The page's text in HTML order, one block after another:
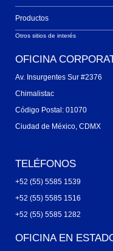
Productos
Otros sitios de interés
OFICINA
Av. Insurgentes Sur #2376
Chimalistac
Código Postal: 01070
Ciudad de México, CDMX
TELÉFONOS
+52 (55) 5585 1539
+52 (55) 5585 1516
+52 (55) 5585 1282
OFICINA EN